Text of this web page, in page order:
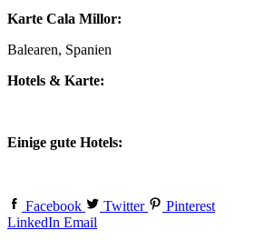
Karte Cala Millor:
Balearen, Spanien
Hotels & Karte:
Einige gute Hotels:
Facebook Twitter
Pinterest
LinkedIn Email